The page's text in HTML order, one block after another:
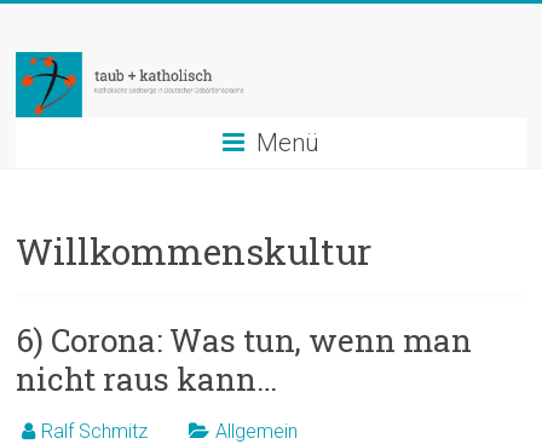
springen
taub
+
katholisch
in
Menü
Willkommenskultur
6) Corona: Was tun, wenn man
nicht raus kann…
Ralf Schmitz Allgemein